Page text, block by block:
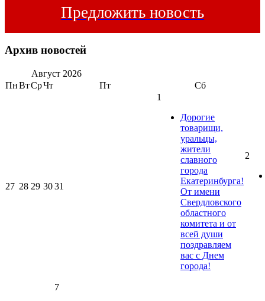
Предложить новость
Архив новостей
Август 2026
ПнВтСрЧт Пт Сб
27 28 29 3031
1
Дорогие
товарищи,
уральцы,
жители
славного
города
Екатеринбурга!
От имени
Свердловского
областного
комитета и от
всей души
поздравляем
вас с Днем
города!
2
7